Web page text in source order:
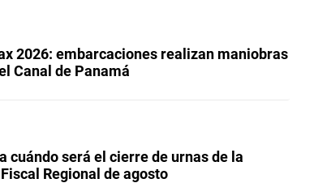
2026: embarcaciones realizan maniobras
Canal de Panamá
cuándo será el cierre de urnas de la
Regional de agosto